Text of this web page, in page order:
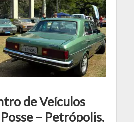
de Veículos
– Petrópolis,